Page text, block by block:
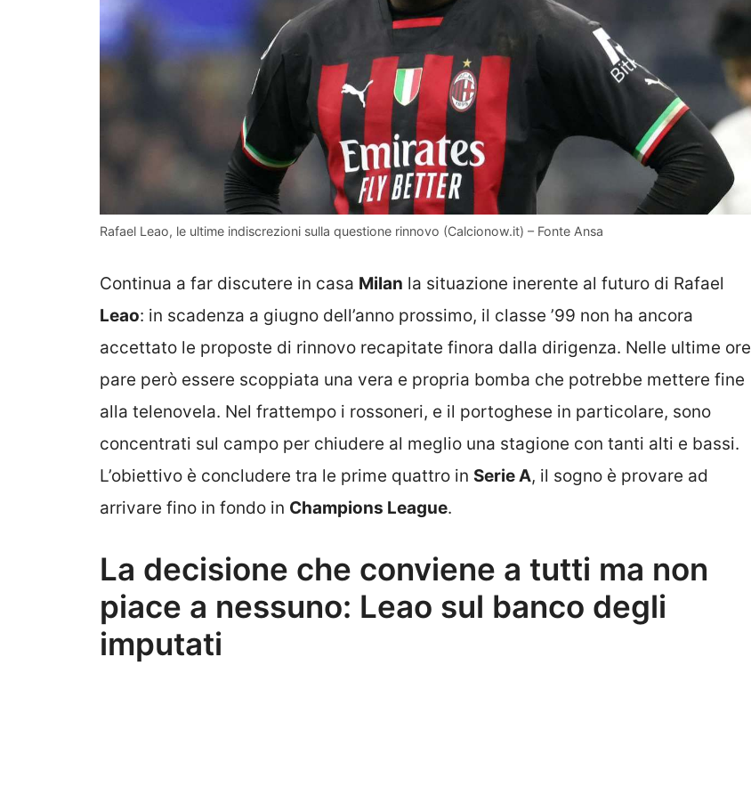
Rafael Leao, le ultime indiscrezioni sulla questione rinnovo (Calcionow.it) – Fonte Ansa
Continua a far discutere in casa Milan la situazione inerente al futuro di Rafael
Leao: in scadenza a giugno dell’anno prossimo, il classe ’99 non ha ancora
accettato le proposte di rinnovo recapitate finora dalla dirigenza. Nelle ultime ore
pare però essere scoppiata una vera e propria bomba che potrebbe mettere fine
alla telenovela. Nel frattempo i rossoneri, e il portoghese in particolare, sono
concentrati sul campo per chiudere al meglio una stagione con tanti alti e bassi.
L’obiettivo è concludere tra le prime quattro in Serie A, il sogno è provare ad
arrivare fino in fondo in Champions League.
La decisione che conviene a tutti ma non
piace a nessuno: Leao sul banco degli
imputati